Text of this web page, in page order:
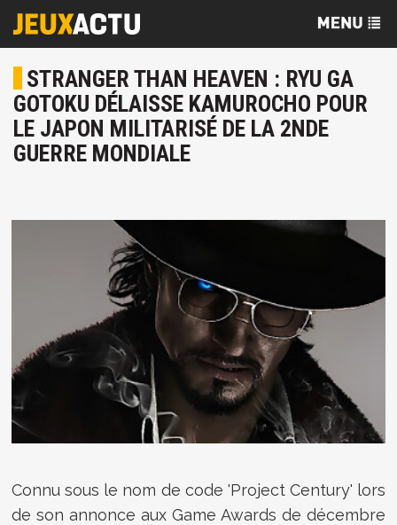
STRANGER THAN HEAVEN : RYU GA
GOTOKU DÉLAISSE KAMUROCHO POUR
LE JAPON MILITARISÉ DE LA 2NDE
GUERRE MONDIALE
Connu sous le nom de code 'Project Century' lors
de son annonce aux Game Awards de décembre